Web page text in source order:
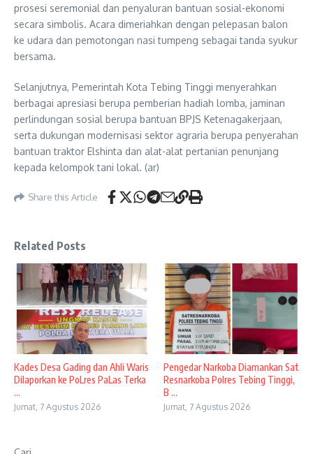
prosesi seremonial dan penyaluran bantuan sosial-ekonomi
secara simbolis. Acara dimeriahkan dengan pelepasan balon
ke udara dan pemotongan nasi tumpeng sebagai tanda syukur
bersama.
Selanjutnya, Pemerintah Kota Tebing Tinggi menyerahkan
berbagai apresiasi berupa pemberian hadiah lomba, jaminan
perlindungan sosial berupa bantuan BPJS Ketenagakerjaan,
serta dukungan modernisasi sektor agraria berupa penyerahan
bantuan traktor Elshinta dan alat-alat pertanian penunjang
kepada kelompok tani lokal. (ar)
Share this Article
Related Posts
Kades Desa Gading dan Ahli Waris
Dilaporkan ke PoLres PaLas Terka
...
Jumat, 7 Agustus 2026
Pengedar Narkoba Diamankan Sat
Resnarkoba Polres Tebing Tinggi,
B ...
Jumat, 7 Agustus 2026